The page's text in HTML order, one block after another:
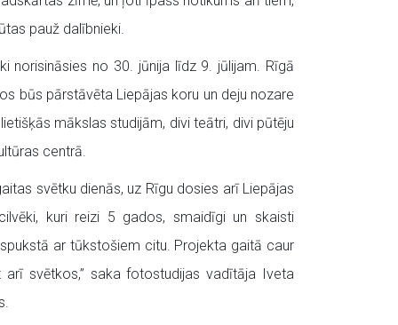
pauž dalībnieki.
norisināsies no 30. jūnija līdz 9. jūlijam. Rīgā
būs pārstāvēta Liepājas koru un deju nozare
mākslas studijām, divi teātri, divi pūtēju
centrā.
svētku dienās, uz Rīgu dosies arī Liepājas
kuri reizi 5 gados, smaidīgi un skaisti
ar tūkstošiem citu. Projekta gaitā caur
svētkos,” saka fotostudijas vadītāja Iveta